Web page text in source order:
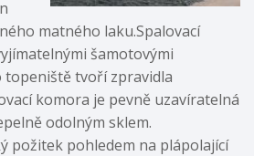
matného laku.Spalovací
šamotovými
topeniště tvoří zpravidla
komora je pevně uzavíratelná
odolným sklem.
požitek pohledem na plápolající